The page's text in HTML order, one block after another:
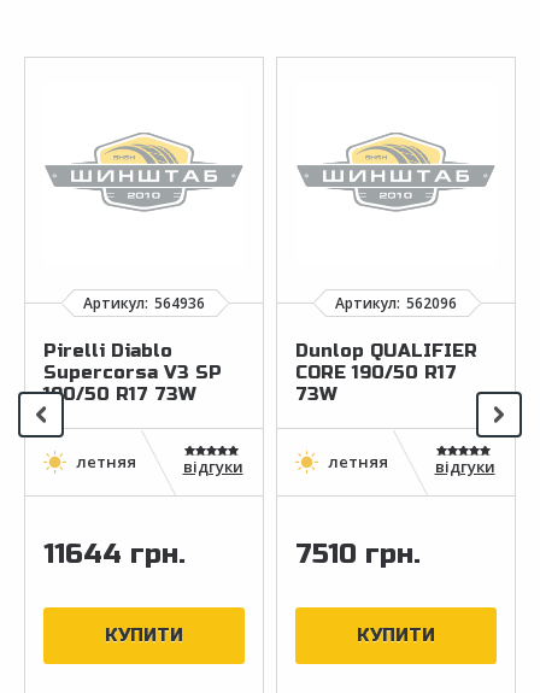
Pirelli Diablo
Supercorsa V3 SP
190/50 R17 73W
відгуки
11644 грн.
Dunlop QUALIFIER
CORE 190/50 R17
73W
відгуки
7510 грн.